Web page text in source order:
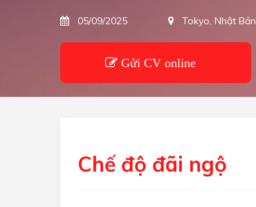
05/09/2025 Tokyo, Nhật Bản
Gửi CV online
Chế độ đãi ngộ